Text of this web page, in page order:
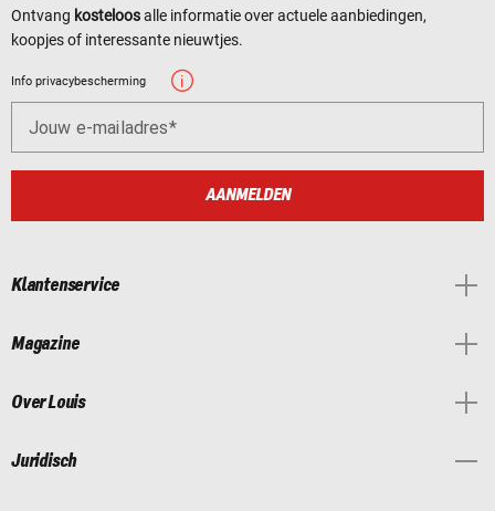
Ontvang kosteloosalle informatie over actuele aanbiedingen,
koopjes of interessante nieuwtjes.
Info privacybescherming
Jouw e-mailadres
AANMELDEN
Klantenservice
Magazine
Over Louis
Juridisch